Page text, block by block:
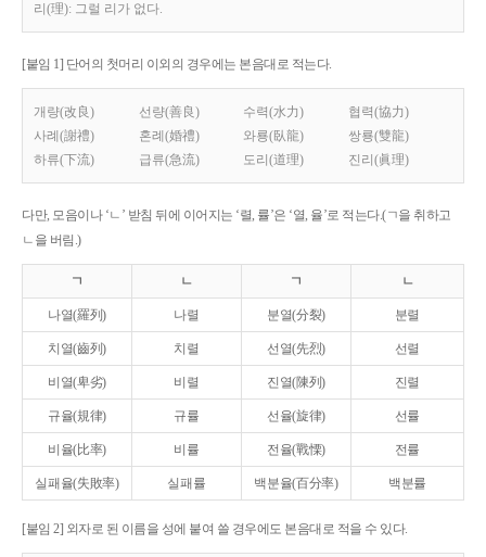
리(理): 그럴 리가 없다.
[붙임 1] 단어의 첫머리 이외의 경우에는 본음대로 적는다.
개량(改良) 선량(善良) 수력(水力)
협력(協力)
사례(謝禮)
혼례(婚禮) 와룡(臥龍)
쌍룡(雙龍)
하류(下流)
급류(急流) 도리(道理) 진리(眞理)
다만, 모음이나 ‘ㄴ’ 받침 뒤에 이어지는 ‘렬, 률’은 ‘열, 율’로 적는다.(ㄱ을 취하고
ㄴ을 버림.)
ㄱ ㄴ ㄱ ㄴ
나열(羅列) 나렬 분열(分裂) 분렬
치열(齒列) 치렬 선열(先烈) 선렬
비열(卑劣) 비렬 진열(陳列) 진렬
규율(規律) 규률 선율(旋律) 선률
비율(比率) 비률 전율(戰慄) 전률
실패율(失敗率) 실패률 백분율(百分率) 백분률
[붙임 2] 외자로 된 이름을 성에 붙여 쓸 경우에도 본음대로 적을 수 있다.